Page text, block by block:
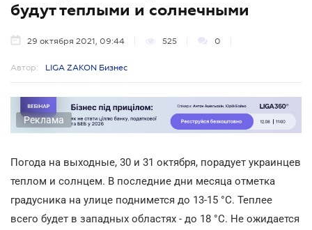
будут теплыми и солнечными
29 октября 2021, 09:44 525 0
Автор: LIGA ZAKON Бизнес
Реклама
Погода на выходные, 30 и 31 октября, порадует украинцев
теплом и солнцем. В последние дни месяца отметка
градусника на улице поднимется до 13-15 °C. Теплее
всего будет в западных областях - до 18 °С. Не ожидается